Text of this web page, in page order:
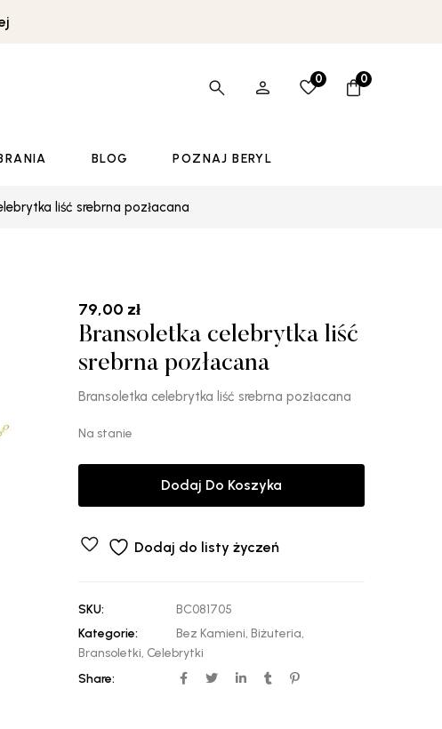
0 0
BLOG POZNAJ BERYL
liść srebrna pozłacana
79,00 zł
Bransoletka celebrytka liść
srebrna pozłacana
Bransoletka celebrytka liść srebrna pozłacana
Na stanie
Dodaj Do Koszyka
Dodaj do listy życzeń
SKU:
BC081705
Kategorie:
Bez Kamieni, Biżuteria,
Bransoletki, Celebrytki
Share: